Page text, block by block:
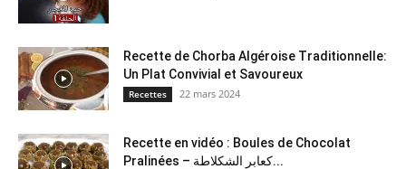
Recette de Chorba Algéroise Traditionnelle:
Un Plat Convivial et Savoureux
Recettes 22 mars 2024
Recette en vidéo : Boules de Chocolat
Pralinées – كعابر الشكلاطة...